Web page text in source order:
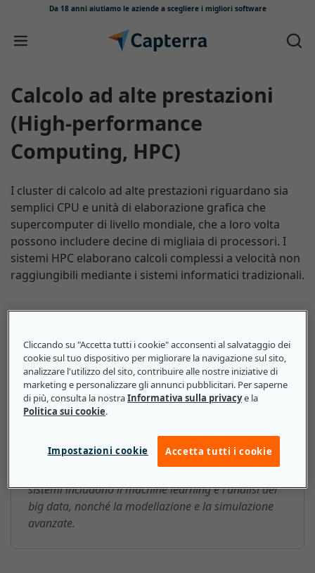
Da 18 anni aiutiamo le aziende a scegliere i migliori software
Salta e vai al contenuto
Calcolo ad alte prestazioni
(High-performance
Computing, HPC)
I cluster di calcolo ad alte prestazioni riguardano sia
semplici CPU e unità di elaborazione grafica che
supercomputer di livello mondiale, che a loro volta
possono includere decine di migliaia di processori. I
sistemi HPC elaborano calcoli complessi a velocità non
raggiungibili mediante i sistemi informatici tradizionali.
Calcolo ad alte prestazioni (High-
performance Computing, HPC):
ecco cosa devono sapere le
piccole e medie imprese
Per ottenere un maggior margine competitivo, le
aziende di grandi e piccole dimensioni possono
sistemi includono il machine learning e l'analisi dei
big data, nonché la modellazione e la simulazione
avanzate.
Cliccando su "Accetta tutti i cookie" acconsenti al salvataggio dei
cookie sul tuo dispositivo per migliorare la navigazione sul sito,
analizzare l'utilizzo del sito, contribuire alle nostre iniziative di
marketing e personalizzare gli annunci pubblicitari. Per saperne
di più, consulta la nostraInformativa sulla privacye la
Politica sui cookie.
Impostazioni cookie Accetta tutti i cookie